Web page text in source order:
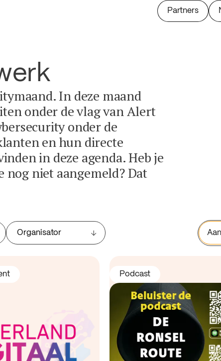
Partners
In deze maand
onder de vlag van Alert
onder de
en hun directe
in deze agenda. Heb je
nog niet aangemeld? Dat
Organisator
Podcast